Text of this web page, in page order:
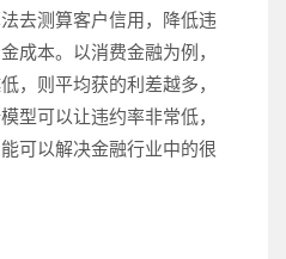
去测算客户信用，降低违
成本。以消费金融为例，
，则平均获的利差越多，
型可以让违约率非常低，
可以解决金融行业中的很